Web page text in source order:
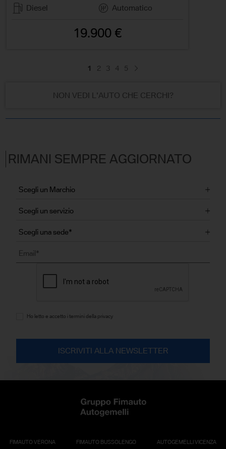
Diesel
Automatico
19.900 €
1 2 3 4 5
NON VEDI L'AUTO CHE CERCHI?
RIMANI SEMPRE AGGIORNATO
Ho letto e accetto i termini della privacy
FIMAUTO VERONA FIMAUTO BUSSOLENGO AUTOGEMELLI VICENZA